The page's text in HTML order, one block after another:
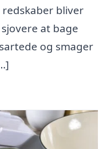
bliver
at bage
og smager